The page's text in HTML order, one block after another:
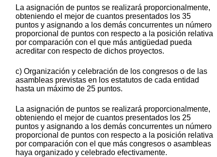
La asignación de puntos se realizará proporcionalmente,
obteniendo el mejor de cuantos presentados los 35
puntos y asignando a los demás concurrentes un número
proporcional de puntos con respecto a la posición relativa
por comparación con el que más antigüedad pueda
acreditar con respecto de dichos proyectos.
c) Organización y celebración de los congresos o de las
asambleas previstas en los estatutos de cada entidad
hasta un máximo de 25 puntos.
La asignación de puntos se realizará proporcionalmente,
obteniendo el mejor de cuantos presentados los 25
puntos y asignando a los demás concurrentes un número
proporcional de puntos con respecto a la posición relativa
por comparación con el que más congresos o asambleas
haya organizado y celebrado efectivamente.